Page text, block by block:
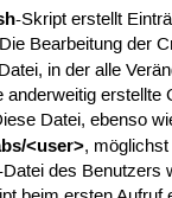
-Skript erstellt
Bearbeitung der
in der alle
anderweitig erstellte
Datei, ebenso
<user>,
des Benutzers